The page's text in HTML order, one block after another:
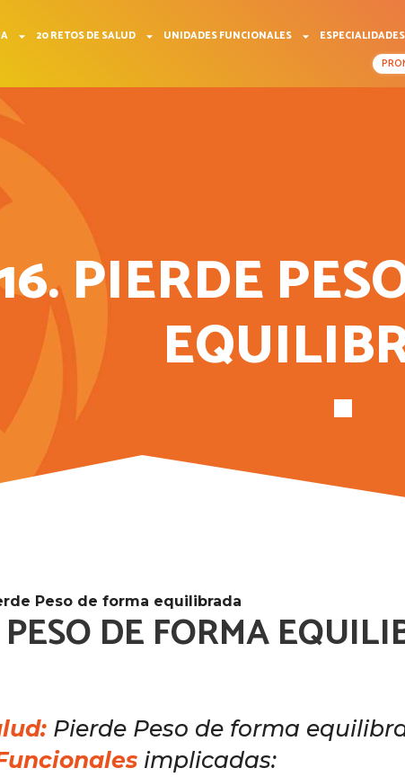
20 RETOS DE SALUD UNIDADES FUNCIONALES
PIERDE
Peso de forma equilibrada
DE FORMA
Pierde Peso de forma
implicadas: